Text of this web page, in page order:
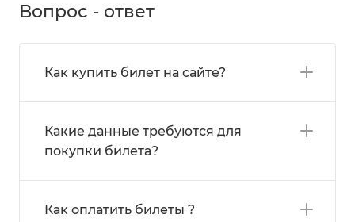
Вопрос - ответ
Как купить билет на сайте?
Какие данные требуются для
покупки билета?
Как оплатить билеты ?